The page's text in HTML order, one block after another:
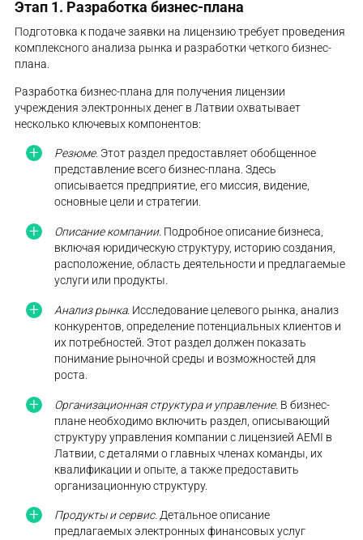
Этап 1. Разработка бизнес-плана
Подготовка к подаче заявки на лицензию требует проведения
комплексного анализа рынка и разработки четкого бизнес-
плана.
Разработка бизнес-плана для получения лицензии
учреждения электронных денег в Латвии охватывает
несколько ключевых компонентов:
Резюме. Этот раздел предоставляет обобщенное
представление всего бизнес-плана. Здесь
описывается предприятие, его миссия, видение,
основные цели и стратегии.
Описание компании. Подробное описание бизнеса,
включая юридическую структуру, историю создания,
расположение, область деятельности и предлагаемые
услуги или продукты.
Анализ рынка. Исследование целевого рынка, анализ
конкурентов, определение потенциальных клиентов и
их потребностей. Этот раздел должен показать
понимание рыночной среды и возможностей для
роста.
Организационная структура и управление. В бизнес-
плане необходимо включить раздел, описывающий
структуру управления компании с лицензией AEMI в
Латвии, с деталями о главных членах команды, их
квалификации и опыте, а также предоставить
организационную структуру.
Продукты и сервис.Детальное описание
предлагаемых электронных финансовых услуг